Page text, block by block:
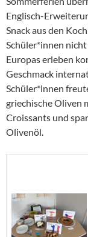
Englisch-
Snack aus den
Schüler*innen
Europas erleben
Geschmack
Schüler*innen
griechische Oliven
Croissants und
Olivenöl.